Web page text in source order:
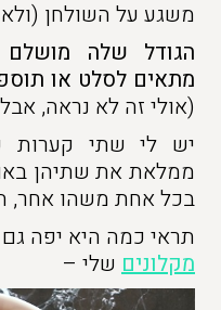
משגע על השולחן
הגודל שלה מושלם
מתאים לסלט או תוספת
(אולי זה לא נראה,
יש לי שתי קערות
ממלאת את שתיהן
בכל אחת משהו אחר,
תראי כמה היא יפה
מקלונים שלי –